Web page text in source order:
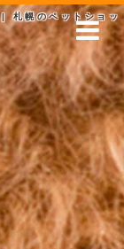
幌のペットショッ